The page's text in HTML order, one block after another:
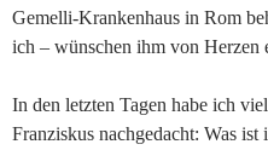
Gemelli-Krankenhaus in Rom
ich – wünschen ihm von Herzen
In den letzten Tagen habe ich
Franziskus nachgedacht: Was